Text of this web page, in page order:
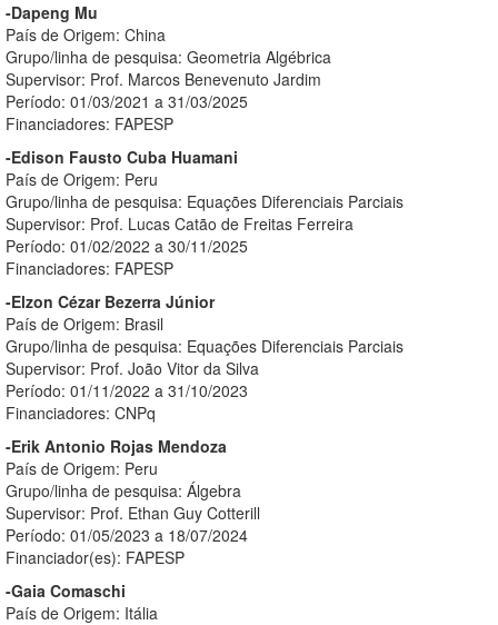
-Dapeng Mu
País de Origem: China
Grupo/linha de pesquisa: Geometria Algébrica
Supervisor: Prof. Marcos Benevenuto Jardim
Período: 01/03/2021 a 31/03/2025
Financiadores: FAPESP
-Edison Fausto Cuba Huamani
País de Origem: Peru
Grupo/linha de pesquisa: Equações Diferenciais Parciais
Supervisor: Prof. Lucas Catão de Freitas Ferreira
Período: 01/02/2022 a 30/11/2025
Financiadores: FAPESP
-Elzon Cézar Bezerra Júnior
País de Origem: Brasil
Grupo/linha de pesquisa: Equações Diferenciais Parciais
Supervisor: Prof. João Vitor da Silva
Período: 01/11/2022 a 31/10/2023
Financiadores: CNPq
-Erik Antonio Rojas Mendoza
País de Origem: Peru
Grupo/linha de pesquisa: Álgebra
Supervisor: Prof. Ethan Guy Cotterill
Período: 01/05/2023 a 18/07/2024
Financiador(es): FAPESP
-Gaia Comaschi
País de Origem: Itália